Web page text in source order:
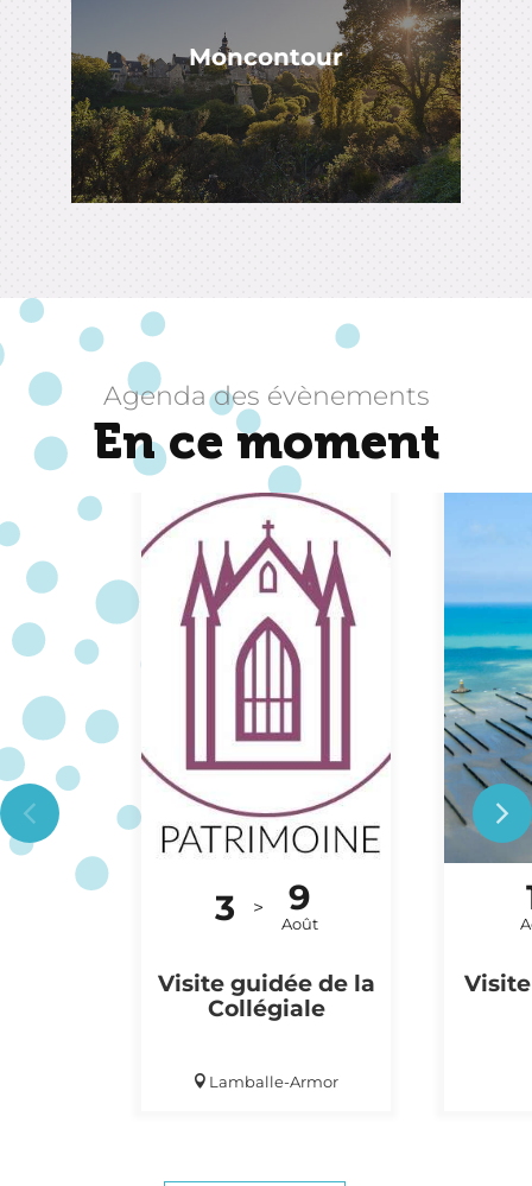
Moncontour
Agenda des évènements
En ce moment
3 > 9
Août
Visite guidée de la
Collégiale
VISITE
Lamballe-Armor